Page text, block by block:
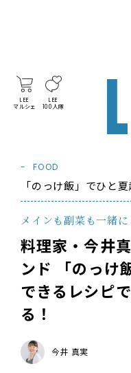
LEE
マルシェ
LEE
100人隊
FOOD
「のっけ飯」でひと夏
メインも副菜も一緒に
料理家・今井
ンド 「のっけ
できるレシピ
る！
今井 真実